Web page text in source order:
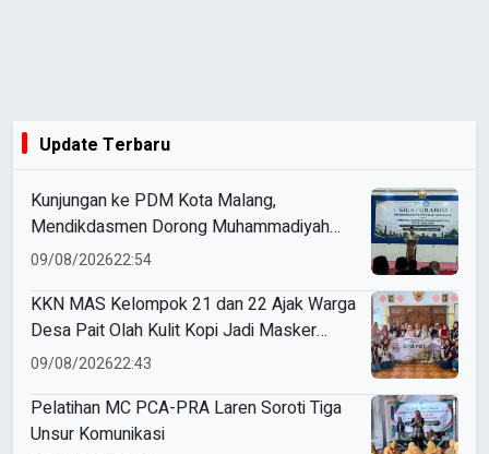
Update Terbaru
Kunjungan ke PDM Kota Malang,
Mendikdasmen Dorong Muhammadiyah
Perkuat Mutu dan Kemandirian Pendidikan
09/08/202622:54
KKN MAS Kelompok 21 dan 22 Ajak Warga
Desa Pait Olah Kulit Kopi Jadi Masker
Wajah
09/08/202622:43
Pelatihan MC PCA-PRA Laren Soroti Tiga
Unsur Komunikasi